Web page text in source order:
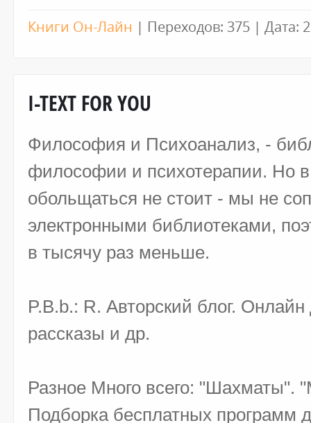
Книги Он-Лайн | Переходов: 375 | Дата:
I-TEXT FOR YOU
Философия и Психоанализ, -
философии и психотерапии. Но
обольщаться не стоит - мы не
электронными библиотеками,
в тысячу раз меньше.
P.B.b.: R. Авторский блог. Онлайн
рассказы и др.
Разное Много всего: "Шахматы".
Подборка бесплатных программ